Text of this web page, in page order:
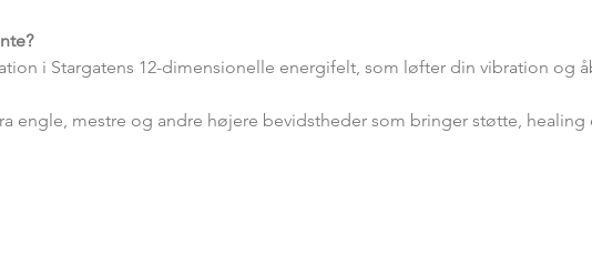
i Stargatens 12-dimensionelle energifelt, som løfter din vibration og
engle, mestre og andre højere bevidstheder som bringer støtte,